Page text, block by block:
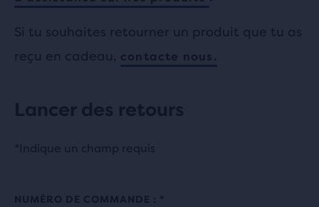
Si tu souhaites retourner un produit que tu as
reçu en cadeau, contacte nous.
Lancer des retours
*Indique un champ requis
NUMÉRO DE COMMANDE :